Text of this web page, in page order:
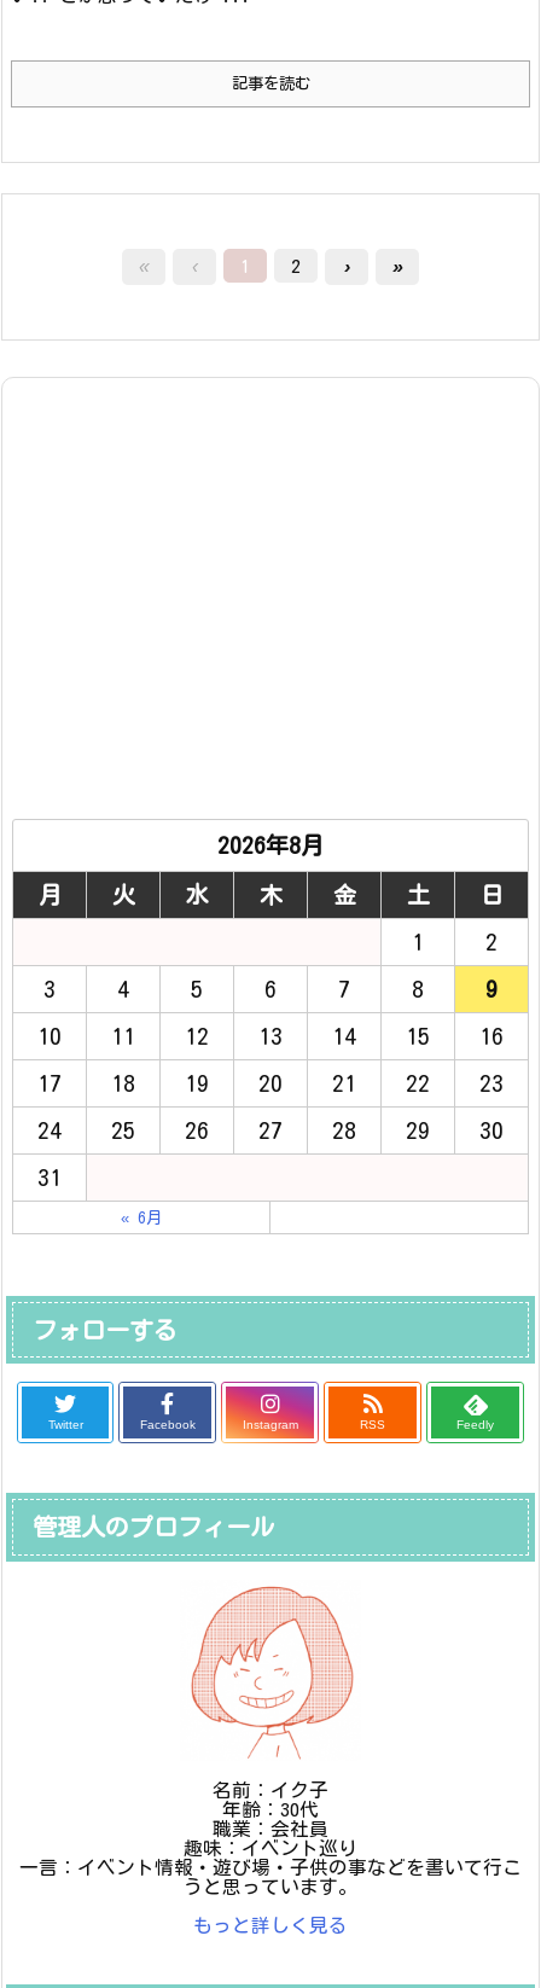
記事を読む
« ‹ 1 2 › »
2026年8月
月 火 水 木 金 土 日
1 2
3 4 5 6 7 8 9
10 11 12 13 14 15 16
17 18 19 20 21 22 23
24 25 26 27 28 29 30
31
« 6月
フォローする
Twitter Facebook Instagram RSS Feedly
管理人のプロフィール
名前：イク子
年齢：30代
職業：会社員
趣味：イベント巡り
一言：イベント情報・遊び場・子供の事などを書いて行こ
うと思っています。
もっと詳しく見る